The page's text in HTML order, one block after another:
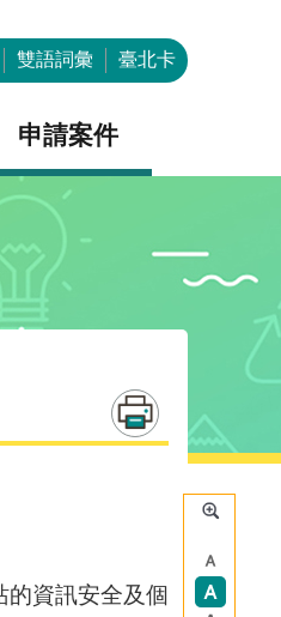
雙語詞彙 臺北卡
申請案件
的資訊安全及個